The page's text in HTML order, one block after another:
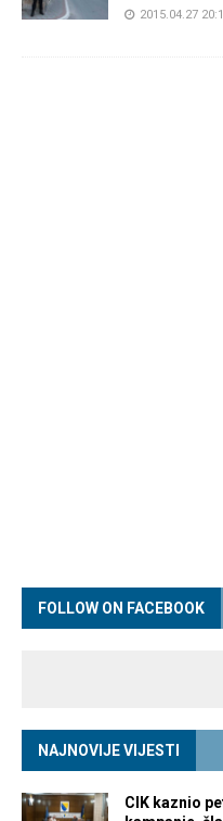
2015.04.27
FOLLOW ON FACEBOOK
NAJNOVIJE VIJESTI
CIK kaznio